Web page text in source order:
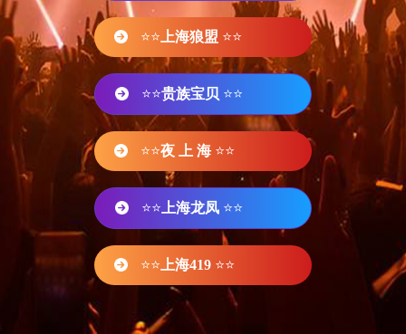
⭐⭐ 上海狼盟 ⭐⭐
⭐⭐贵族宝贝 ⭐⭐
⭐⭐夜 上 海 ⭐⭐
⭐⭐ 上海龙凤 ⭐⭐
⭐⭐ 上海419 ⭐⭐